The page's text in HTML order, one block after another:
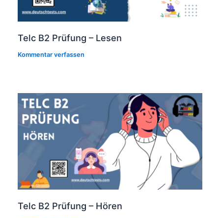
Telc B2 Prüfung – Lesen
Kommentar verfassen
Telc B2 Prüfung – Hören